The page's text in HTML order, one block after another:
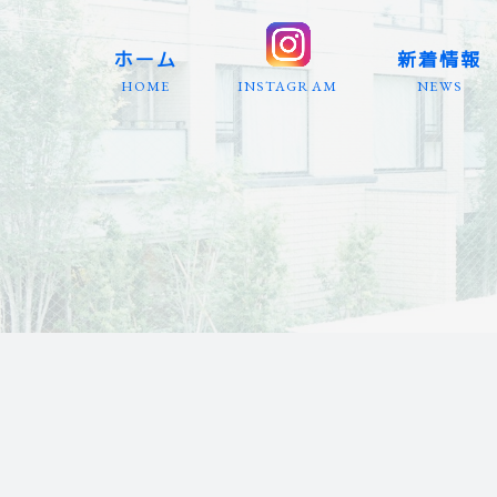
ホーム
HOME INSTAGRAM
新着情報
NEWS